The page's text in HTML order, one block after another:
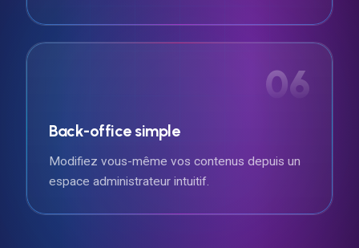
06
Back-office simple
Modifiez vous-même vos contenus depuis un
espace administrateur intuitif.